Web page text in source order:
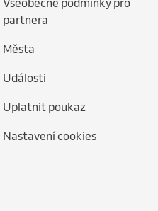
Všeobecné podmínky pro
partnera
Města
Události
Uplatnit poukaz
Nastavení cookies